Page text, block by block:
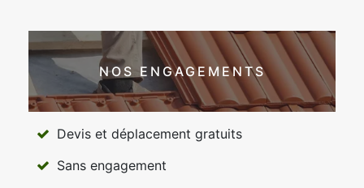
NOS ENGAGEMENTS
Devis et déplacement gratuits
Sans engagement